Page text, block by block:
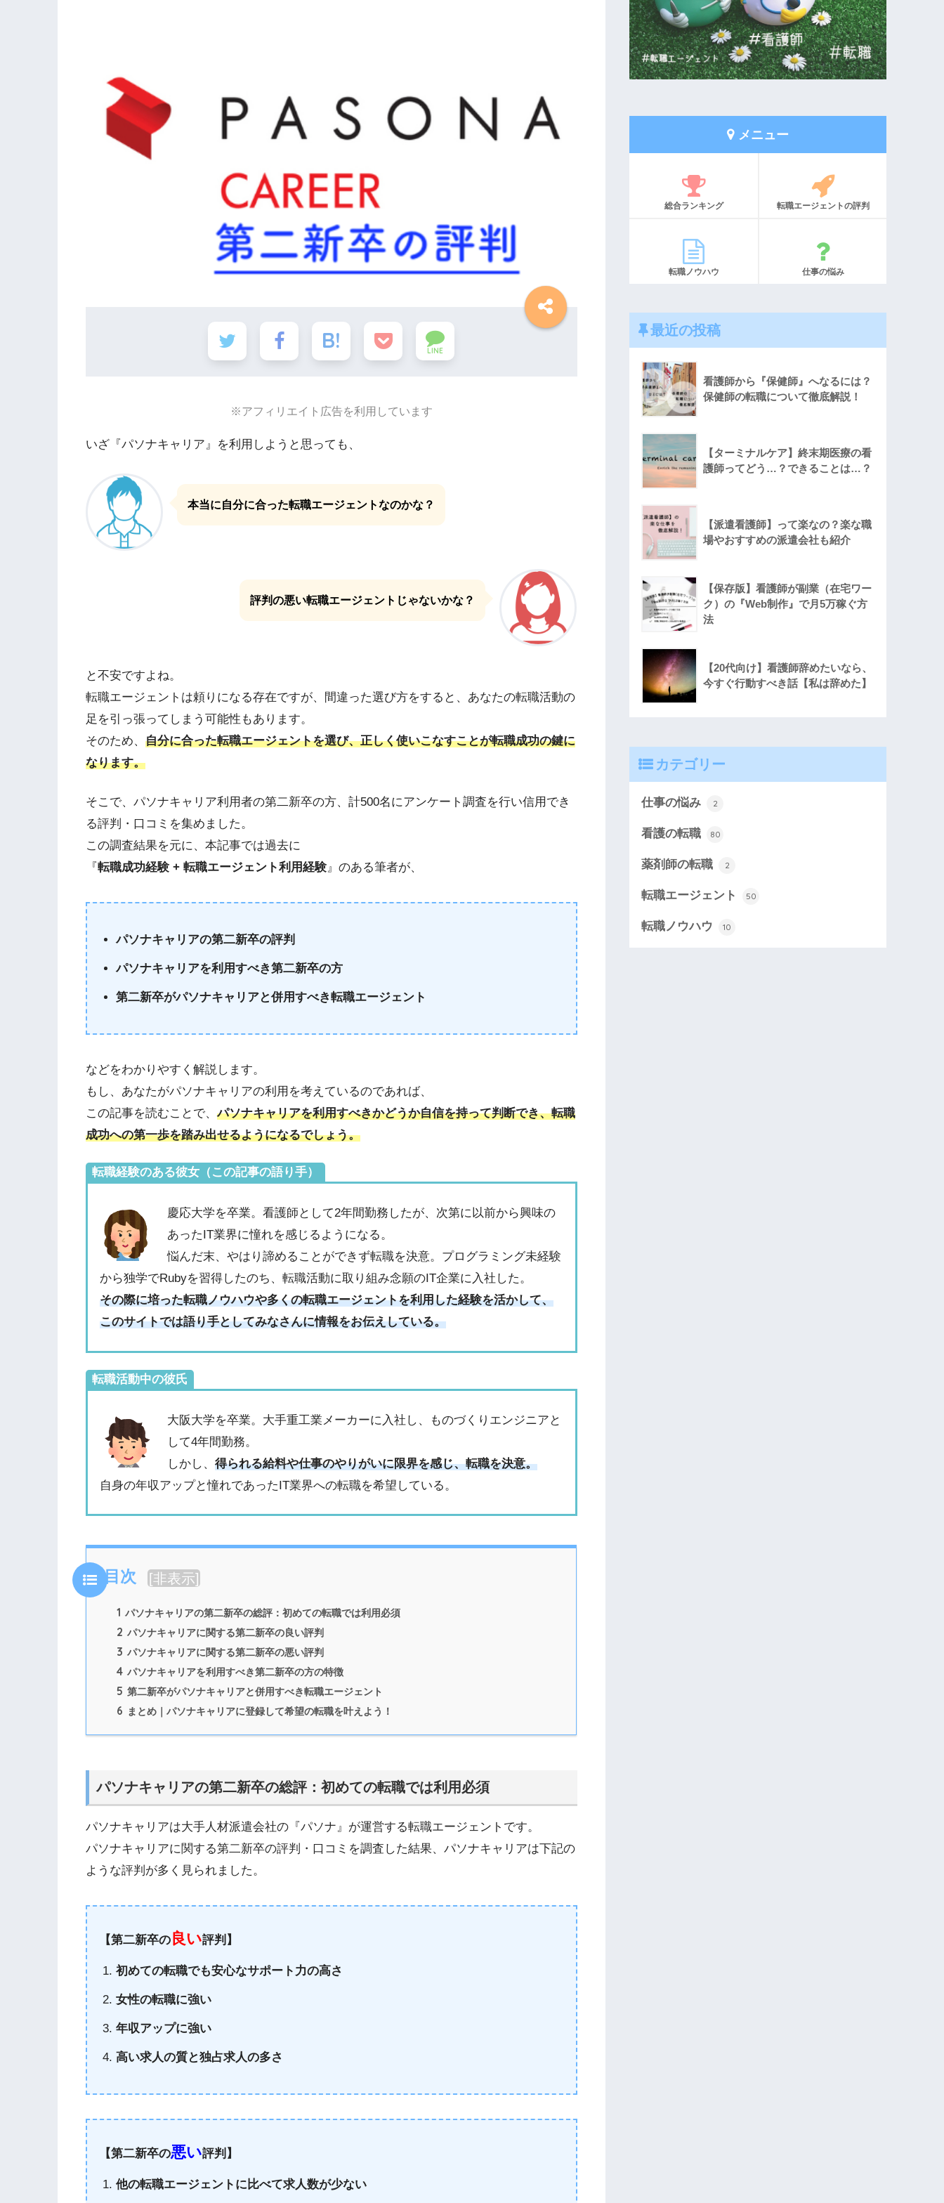
LINE
※アフィリエイト広告を利用しています
いざ『パソナキャリア』を利用しようと思っても、
本当に自分に合った転職エージェントなのかな ？
評判の悪い転職エージェントじゃないかな？
と不安ですよね。
転職エージェントは頼りになる存在ですが、間違った選び方をすると、あなたの転職活動の
足を引っ張ってしまう可能性もあります。
そのため、 自分に合った転職エージェントを選び、正しく使いこなすことが転職成功の鍵に
なります。
そこで、パソナキャリア利用者の第二新卒の方、計500名にアンケート調査を行い信用でき
る評判・口コミを集めました。
この調査結果を元に、本記事では過去に
『転職成功経験 + 転職エージェント利用経験』のある筆者が、
パソナキャリアの第二新卒の評判
パソナキャリアを利用すべき第二新卒の方
第二新卒がパソナキャリアと併用すべき転職エージェント
などをわかりやすく解説します。
もし、あなたがパソナキャリアの利用 を考えているのであれば、
この記事を読むことで、パソナキャリアを利用すべきかどうか自信を持って判断でき、転職
成功への第一歩を踏み出せるようになるでしょう。
転職経験のある彼女（この記事の語り手）
慶応大学を卒業。看護師として2年間勤務したが、次第に以前から興味の
あったIT業界に憧れを感じるようになる。
悩んだ末、やはり諦めることができず転職を決意。プログラミング未経験
から独学でRubyを習得したのち、転職活動に取り組み念願のIT企業に入社した。
その際に培った転職ノウハウや多くの転職エージェントを利用した経験を活かして、
このサイトでは語り手としてみなさんに情報をお伝えしている。
転職活動中の彼氏
大阪大学を卒業。大手重工業メーカーに入社し、ものづくりエンジニアと
して4年間勤務。
しかし、 得られる給料や仕事のやりがいに限界を感じ、転職を決意。
自身の年収アップと憧れであったIT業界への転職を希望している。
目次 [非表示]
1 パソナキャリアの第二新卒の総評：初めての転職では利用必須
2 パソナキャリアに関する第二新卒の良い評判
3 パソナキャリアに関する第二新卒の悪い評判
4 パソナキャリアを利用すべき第二新卒の方の特徴
5 第二新卒がパソナキャリアと併用すべき転職エージェント
6 まとめ｜パソナキャリアに登録して希望の転職を叶えよう！
パソナキャリアの第二新卒の総評：初めての転職では利用必須
パソナキャリアは大手人材派遣会社の『パソナ』が運営する転職エージェントです。
パソナキャリアに関する第二新卒の評判・口コミを調査した結果、パソナキャリアは下記の
ような評判が多く見られました。
【第二新卒の良い評判】
初めての転職でも安心なサポート力の高さ
女性の転職に強い
年収アップに強い
高い求人の質と独占求人の多さ
【第二新卒の悪い評判】
他の転職エージェントに比べて求人数が少ない
メニュー
総合ランキング 転職エージェントの評判
転職ノウハウ 仕事の悩み
最近の投稿
看護師から『保健師』へなるには？
保健師の転職について徹底解説！
【ターミナルケア】終末期医療の看
護師ってどう…？できることは…？
【派遣看護師】って楽なの？楽な職
場やおすすめの派遣会社も紹介
【保存版】看護師が副業（在宅ワー
ク）の『Web制作』で月5万稼ぐ方
法
【20代向け】看護師辞めたいなら、
今すぐ行動すべき話【私は辞めた】
カテゴリー
仕事の悩み 2
看護の転職 80
薬剤師の転職 2
転職エージェント 50
転職ノウハウ 10